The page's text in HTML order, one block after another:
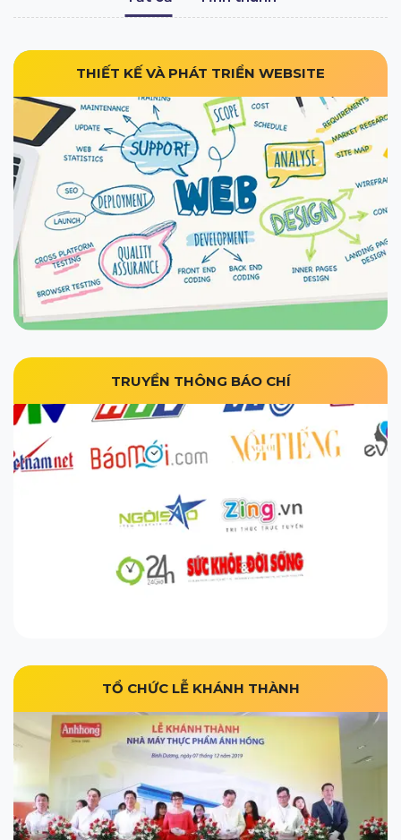
THIẾT KẾ VÀ PHÁT TRIỂN WEBSITE
TRUYỀN THÔNG BÁO CHÍ
TỔ CHỨC LỄ KHÁNH THÀNH